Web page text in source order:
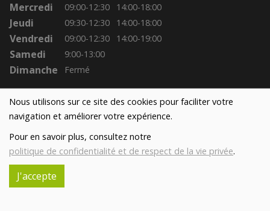
Nous utilisons sur ce site des cookies pour faciliter votre
navigation et améliorer votre expérience.
Pour en savoir plus, consultez notre
politique de confidentialité et de respect de la vie privée.
J'accepte
Mercredi 09:00-12:30 14:00-18:00
Jeudi 09:30-12:30 14:00-18:00
Vendredi 09:00-12:30 14:00-19:00
Samedi 9:00-13:00
Dimanche Fermé